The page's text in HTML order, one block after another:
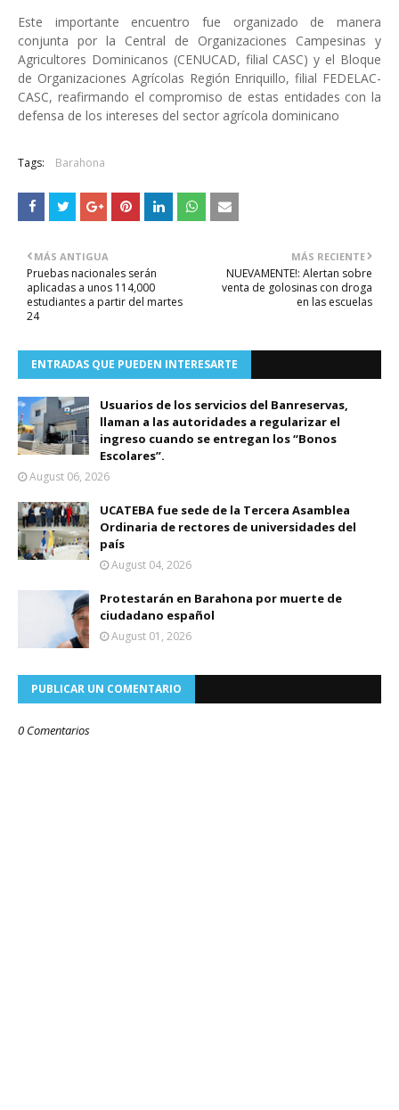
Este importante encuentro fue organizado de manera
conjunta por la Central de Organizaciones Campesinas y
Agricultores Dominicanos (CENUCAD, filial CASC) y el Bloque
de Organizaciones Agrícolas Región Enriquillo, filial FEDELAC-
CASC, reafirmando el compromiso de estas entidades con la
defensa de los intereses del sector agrícola dominicano
Tags: Barahona
MÁS RECIENTE
NUEVAMENTE!: Alertan sobre
venta de golosinas con droga
en las escuelas
MÁS ANTIGUA
Pruebas nacionales serán
aplicadas a unos 114,000
estudiantes a partir del martes
24
ENTRADAS QUE PUEDEN INTERESARTE
Usuarios de los servicios del Banreservas,
llaman a las autoridades a regularizar el
ingreso cuando se entregan los “Bonos
Escolares”.
August 06, 2026
UCATEBA fue sede de la Tercera Asamblea
Ordinaria de rectores de universidades del
país
August 04, 2026
Protestarán en Barahona por muerte de
ciudadano español
August 01, 2026
PUBLICAR UN COMENTARIO
0 Comentarios